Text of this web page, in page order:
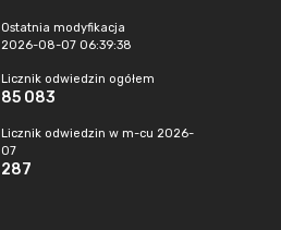
Ostatnia modyfikacja
2026-08-07 06:39:38
Licznik odwiedzin ogółem
85 083
Licznik odwiedzin w m-cu 2026-
07
287